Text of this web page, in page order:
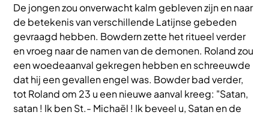
De jongen zou onverwacht kalm gebleven zijn en naar
de betekenis van verschillende Latijnse gebeden
gevraagd hebben. Bowdern zette het ritueel verder
en vroeg naar de namen van de demonen. Roland zou
een woedeaanval gekregen hebben en schreeuwde
dat hij een gevallen engel was. Bowder bad verder,
tot Roland om 23 u een nieuwe aanval kreeg: "Satan,
satan ! Ik ben St.- Michaël ! Ik beveel u, Satan en de